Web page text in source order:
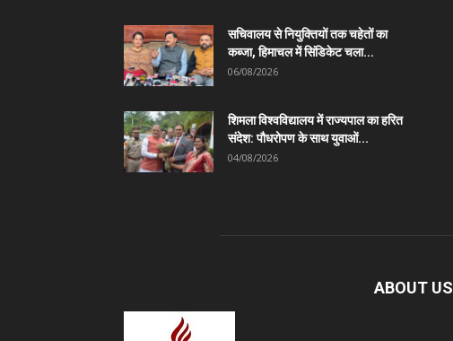
सचिवालय से नियुक्तियों तक चहेतों का
कब्जा, हिमाचल में सिंडिकेट चला...
06/08/2026
शिमला विश्वविद्यालय में राज्यपाल का हरित
संदेश: पौधरोपण के साथ युवाओं...
04/08/2026
ABOUT US